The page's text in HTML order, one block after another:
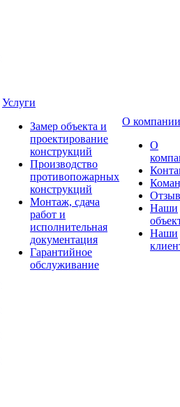
Услуги
Замер объекта и
проектирование
конструкций
Производство
противопожарных
конструкций
Монтаж, сдача
работ и
исполнительная
документация
Гарантийное
обслуживание
О компании
О
Наши
Наши